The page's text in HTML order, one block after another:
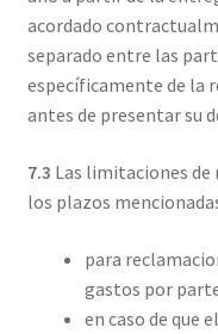
acordado
separado entre las
específicamente de la
antes de presentar su
7.3 Las limitaciones de
los plazos
para
gastos por
en caso de que